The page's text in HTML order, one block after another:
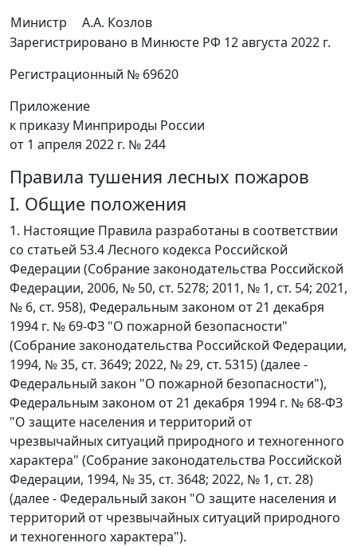
Министр
А.А. Козлов
Зарегистрировано в Минюсте РФ 12 августа 2022 г.
Регистрационный № 69620
Приложение
к приказу Минприроды России
от 1 апреля 2022 г. № 244
Правила тушения лесных пожаров
I. Общие положения
1. Настоящие Правила разработаны в соответствии
со статьей 53.4 Лесного кодекса Российской
Федерации (Собрание законодательства Российской
Федерации, 2006, № 50, ст. 5278; 2011, № 1, ст. 54; 2021,
№ 6, ст. 958), Федеральным законом от 21 декабря
1994 г. № 69-ФЗ "О пожарной безопасности"
(Собрание законодательства Российской Федерации,
1994, № 35, ст. 3649; 2022, № 29, ст. 5315) (далее -
Федеральный закон "О пожарной безопасности"),
Федеральным законом от 21 декабря 1994 г. № 68-ФЗ
"О защите населения и территорий от
чрезвычайных ситуаций природного и техногенного
характера" (Собрание законодательства Российской
Федерации, 1994, № 35, ст. 3648; 2022, № 1, ст. 28)
(далее - Федеральный закон "О защите населения и
территорий от чрезвычайных ситуаций природного
и техногенного характера").